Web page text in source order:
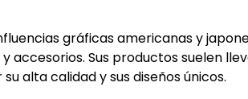
gráficas americanas y
accesorios. Sus productos suelen
alta calidad y sus diseños únicos.